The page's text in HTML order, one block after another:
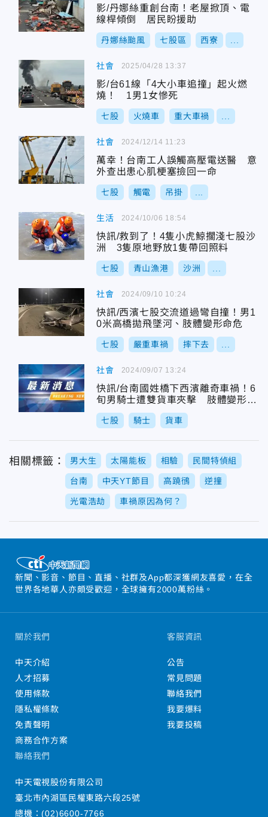
影/丹娜絲重創台南！老屋掀頂、電
線桿傾倒 居民盼援助
丹娜絲颱風 七股區 西寮
社會
影/台61線「4大小車追撞」起火燃
燒！ 1男1女慘死
七股 火燒車 重大車禍
2025/04/28 13:37
社會
萬幸！台南工人誤觸高壓電送醫 意
外查出患心肌梗塞撿回一命
七股 觸電 吊掛
2024/12/14 11:23
生活
快訊/救到了！4隻小虎鯨擱淺七股沙
洲 3隻原地野放1隻帶回照料
七股 青山漁港 沙洲
2024/10/06 18:54
社會
快訊/西濱七股交流道過彎自撞！男1
0米高橋拋飛墜河、肢體變形命危
七股 嚴重車禍 摔下去
2024/09/10 10:24
社會
快訊/台南國姓橋下西濱離奇車禍！6
旬男騎士遭雙貨車夾擊 肢體變形命
危送醫
七股 騎士 貨車
2024/09/07 13:24
相關標籤： 男大生 太陽能板 相驗 民間特偵組
台南 中天YT節目 高蹺鴴 逆撞
光電浩劫 車禍原因為何？
新聞、影音、節目、直播、社群及App都深獲網友喜愛，在全
世界各地華人亦頗受歡迎，全球擁有2000萬粉絲。
關於我們
中天介紹
人才招募
使用條款
隱私權條款
免責聲明
商務合作方案
客服資訊
公告
常見問題
聯絡我們
我要爆料
我要投稿
聯絡我們
中天電視股份有限公司
臺北市內湖區民權東路六段25號
總機：(02)6600-7766